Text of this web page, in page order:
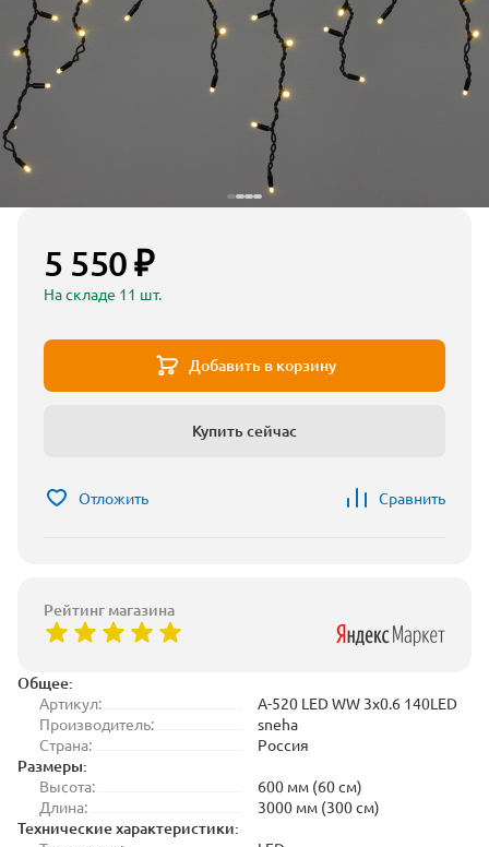
Общее:
Артикул:
A-520 LED WW 3x0.6 140LED
Производитель:
sneha
Страна:
Россия
Размеры:
Высота:
600 мм (60 см)
Длина:
3000 мм (300 см)
Технические характеристики:
5 550 ₽
На складе 11 шт.
Добавить в корзину
Купить сейчас
Отложить Сравнить
Рейтинг магазина